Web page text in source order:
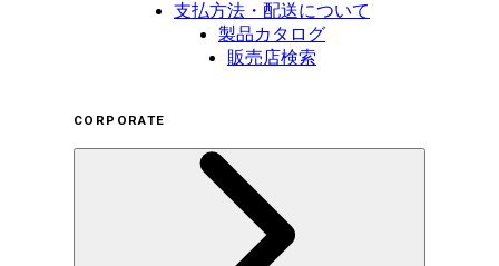
支払方法・配送について
製品カタログ
販売店検索
CORPORATE